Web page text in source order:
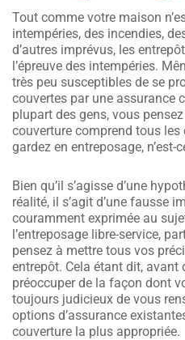
Tout comme votre maison
intempéries, des incendies,
d’autres imprévus, les
l’épreuve des intempéries.
très peu susceptibles de se
couvertes par une assurance
plupart des gens, vous
couverture comprend tous
gardez en entreposage, n’est-
Bien qu’il s’agisse d’une
réalité, il s’agit d’une fausse
couramment exprimée au
l’entreposage libre-service,
pensez à mettre tous vos
entrepôt. Cela étant dit, avant
préoccuper de la façon dont
toujours judicieux de vous
options d’assurance
couverture la plus appropriée.